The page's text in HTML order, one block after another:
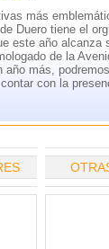
más
Duero tiene el
este año alcanza
de la
más,
con la